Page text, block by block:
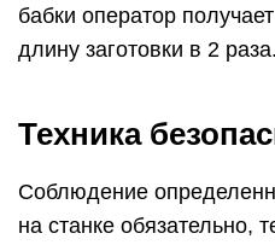
бабки оператор
длину заготовки в 2 раза.
Техника
Соблюдение
на станке обязательно,